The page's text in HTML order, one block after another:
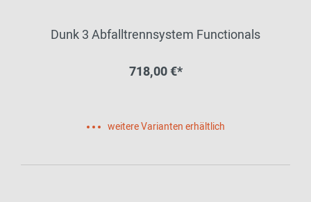
Dunk 3 Abfalltrennsystem Functionals
718,00 €*
weitere Varianten erhältlich